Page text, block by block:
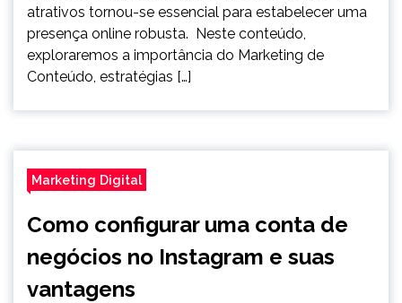
atrativos tornou-se essencial para estabelecer uma
presença online robusta. Neste conteúdo,
exploraremos a importância do Marketing de
Conteúdo, estratégias […]
Marketing Digital
Como configurar uma conta de
negócios no Instagram e suas
vantagens